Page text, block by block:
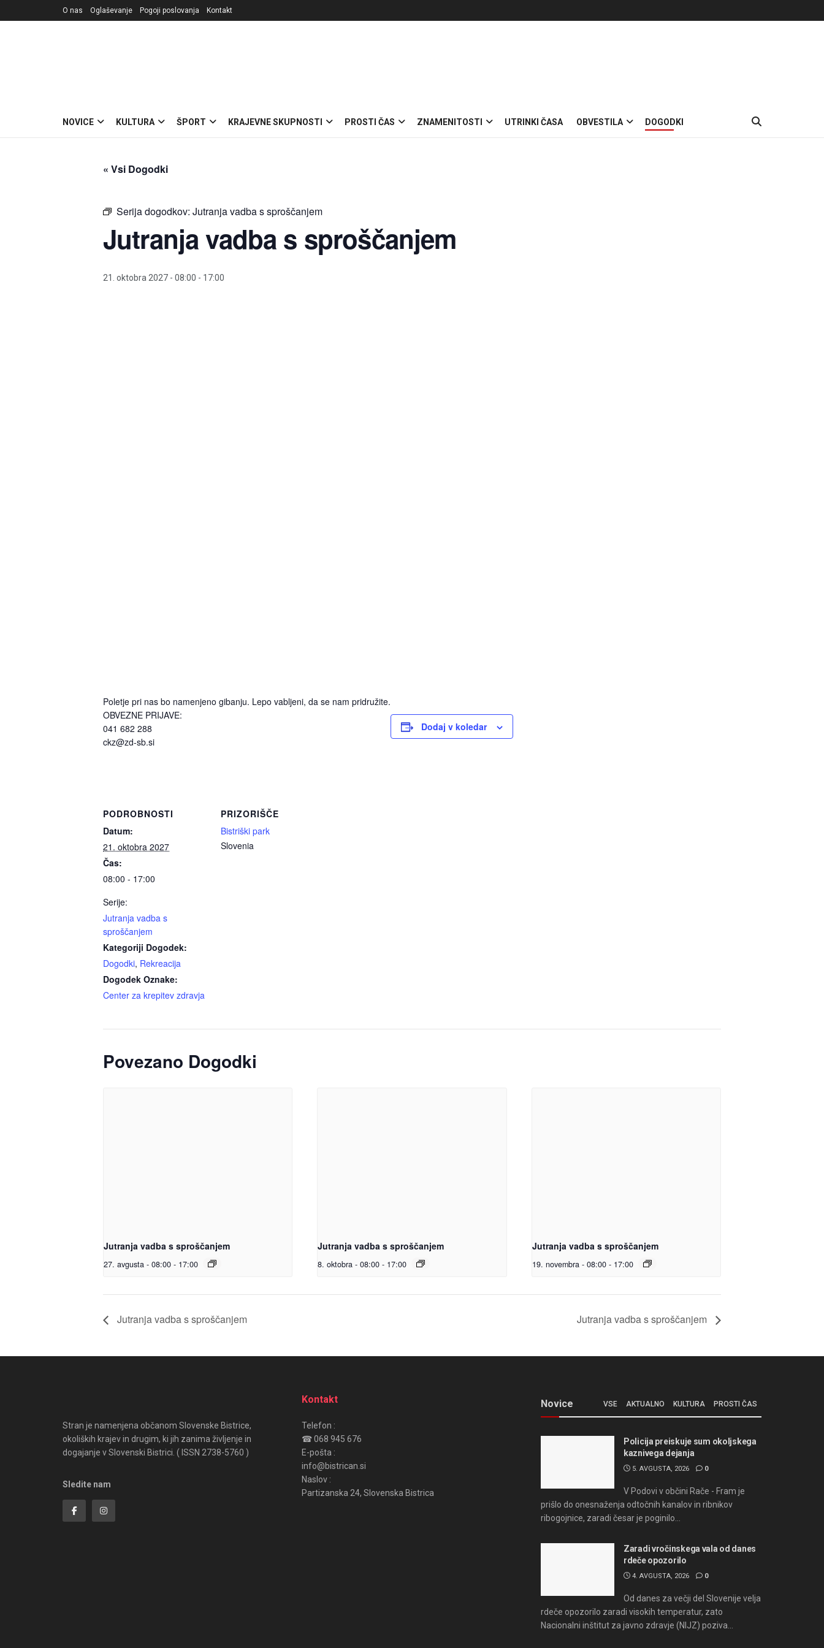
O nas Oglaševanje Pogoji poslovanja Kontakt
NOVICE KULTURA ŠPORT KRAJEVNE SKUPNOSTI PROSTI ČAS ZNAMENITOSTI UTRINKI ČASA OBVESTILA DOGODKI
« Vsi Dogodki
Serija dogodkov: Jutranja vadba s sproščanjem
Jutranja vadba s sproščanjem
21. oktobra 2027 - 08:00 - 17:00
Poletje pri nas bo namenjeno gibanju. Lepo vabljeni, da se nam pridružite.
OBVEZNE PRIJAVE:
041 682 288
ckz@zd-sb.si
Dodaj v koledar
PODROBNOSTI
Datum:
21. oktobra 2027
Čas:
08:00 - 17:00
Serije:
Jutranja vadba s
sproščanjem
Kategoriji Dogodek:
Dogodki, Rekreacija
Dogodek Oznake:
Center za krepitev zdravja
PRIZORIŠČE
Bistriški park
Slovenia
Povezano Dogodki
Jutranja vadba s sproščanjem
27. avgusta - 08:00 - 17:00
Jutranja vadba s sproščanjem
8. oktobra - 08:00 - 17:00
Jutranja vadba s sproščanjem
19. novembra - 08:00 - 17:00
Jutranja vadba s sproščanjem Jutranja vadba s sproščanjem
Stran je namenjena občanom Slovenske Bistrice,
okoliških krajev in drugim, ki jih zanima življenje in
dogajanje v Slovenski Bistrici. ( ISSN 2738-5760 )
Sledite nam
Kontakt
Telefon :
☎ 068 945 676
E-pošta :
info@bistrican.si
Naslov :
Partizanska 24, Slovenska Bistrica
Novice VSE AKTUALNO KULTURA PROSTI ČAS
Policija preiskuje sum okoljskega
kaznivega dejanja
5. AVGUSTA, 2026 0
V Podovi v občini Rače - Fram je
prišlo do onesnaženja odtočnih kanalov in ribnikov
ribogojnice, zaradi česar je poginilo...
Zaradi vročinskega vala od danes
rdeče opozorilo
4. AVGUSTA, 2026 0
Od danes za večji del Slovenije velja
rdeče opozorilo zaradi visokih temperatur, zato
Nacionalni inštitut za javno zdravje (NIJZ) poziva...